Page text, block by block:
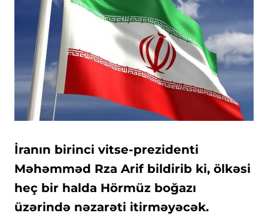
İranın birinci vitse-prezidenti
Məhəmməd Rza Arif bildirib ki, ölkəsi
heç bir halda Hörmüz boğazı
üzərində nəzarəti itirməyəcək.